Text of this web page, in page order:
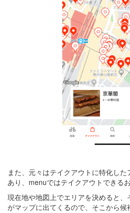
また、元々はテイクアウトに特化し
あり、menuではテイクアウトできる
現在地や地図上でエリアを決めると
がマップに出てくるので、そこから候